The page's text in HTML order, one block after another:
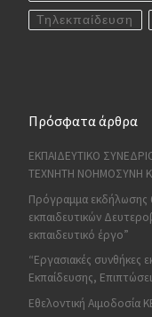
Τηλεκπαίδευση
Πρόσφατα άρθρα
ΕΚΠΑΙΔΕΥΤΙΚΟ
ΤΕΧΝΗΤΗ ΝΟΗΜΟΣΥΝΗ
Πρόγραμμα εκδήλωσης
εκπαιδευτικών
εκπαιδευτικό έργο”
“Εργασιακές συνθήκες
Εκπαίδευσης,
Εθελοντική Αιμοδοσία